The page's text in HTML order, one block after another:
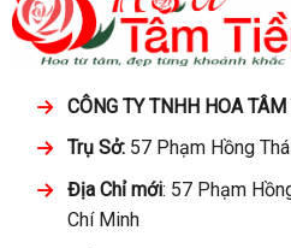
CÔNG TY TNHH HOA TÂM
Trụ Sở: 57 Phạm Hồng
Địa Chỉ mới: 57 Phạm
Chí Minh